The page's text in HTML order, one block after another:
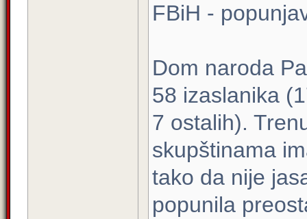
FBiH -
Dom naroda
58 izaslanika
7 ostalih).
skupštinama
tako da nije
popunila